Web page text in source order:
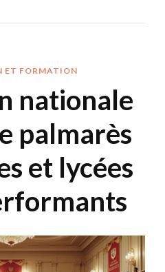
ET FORMATION
nationale
palmarès
et lycées